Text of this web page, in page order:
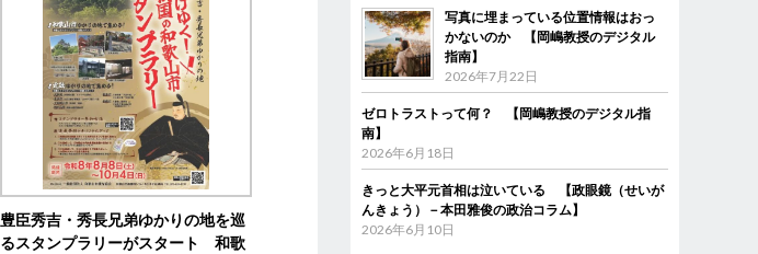
豊臣秀吉・秀長兄弟ゆかりの地を巡
るスタンプラリーがスタート 和歌
写真に埋まっている位置情報はおっ
かないのか 【岡嶋教授のデジタル
指南】
2026年7月22日
ゼロトラストって何？ 【岡嶋教授のデジタル指
南】
2026年6月18日
きっと大平元首相は泣いている 【政眼鏡（せいが
んきょう）－本田雅俊の政治コラム】
2026年6月10日